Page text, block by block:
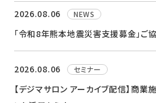
2026.08.06 NEWS
「令和8年熊本地震災害支援募金」ご
2026.08.06 セミナー
【デジマサロン アーカイブ配信】商業